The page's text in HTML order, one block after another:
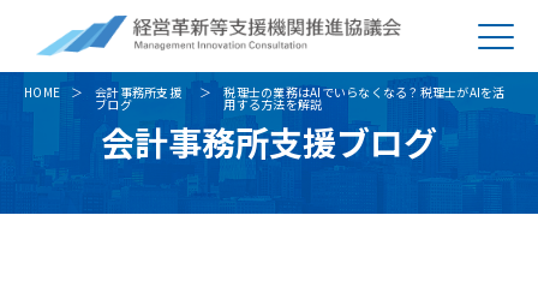
HOME 会計事務所支援
ブログ
税理士の業務はAIでいらなくなる？税理士がAIを活
用する方法を解説
会計事務所支援ブログ